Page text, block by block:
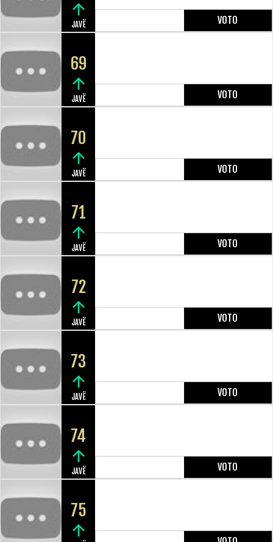
JAVË VOTO
69
JAVË VOTO
70
JAVË VOTO
71
JAVË VOTO
72
JAVË VOTO
73
JAVË VOTO
74
JAVË VOTO
75